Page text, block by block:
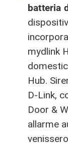
batteria
mydlink
Hub.
D-Link,
Door &
allarme